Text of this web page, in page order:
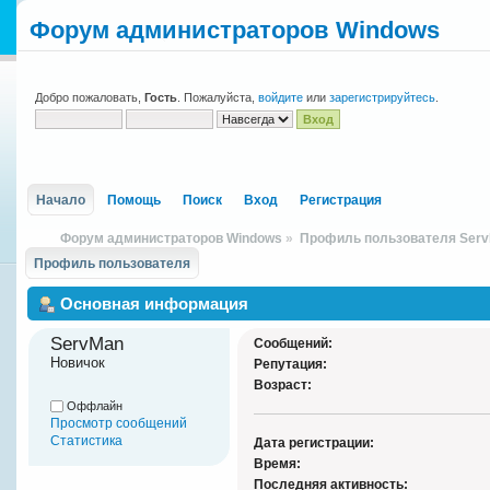
Форум администраторов Windows
Добро пожаловать, Гость . Пожалуйста, войдите или зарегистрируйтесь
Начало Помощь Поиск Вход Регистрация
Форум администраторов Windows »
Профиль пользователя
Профиль пользователя
Основная информация
ServMan
Новичок
Оффлайн
Просмотр сообщений
Статистика
Сообщений:
Репутация:
Возраст:
Дата регистрации:
Время:
Последняя активность: